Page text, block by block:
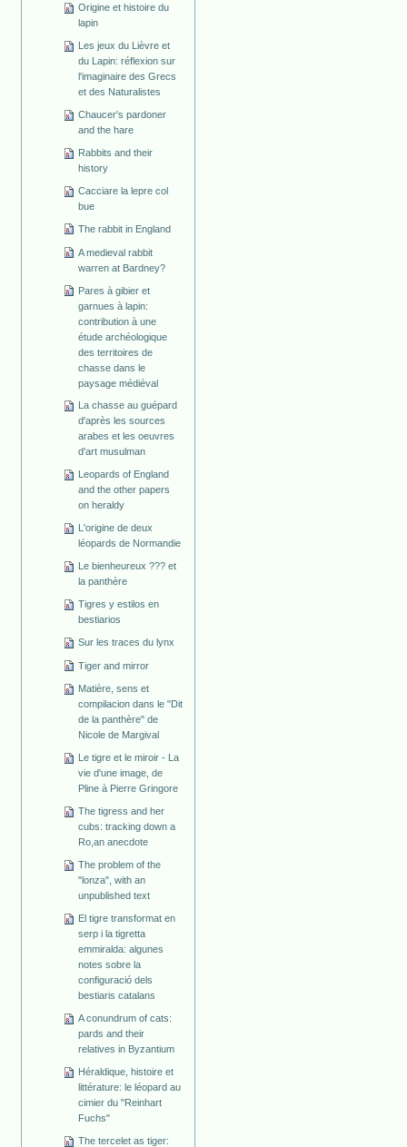
Origine et histoire du
lapin
Les jeux du Lièvre et
du Lapin: réflexion sur
l'imaginaire des Grecs
et des Naturalistes
Chaucer's pardoner
and the hare
Rabbits and their
history
Cacciare la lepre col
bue
The rabbit in England
A medieval rabbit
warren at Bardney?
Pares à gibier et
garnues à lapin:
contribution à une
étude archéologique
des territoires de
chasse dans le
paysage médiéval
La chasse au guépard
d'après les sources
arabes et les oeuvres
d'art musulman
Leopards of England
and the other papers
on heraldy
L'origine de deux
léopards de Normandie
Le bienheureux ??? et
la panthère
Tigres y estilos en
bestiarios
Sur les traces du lynx
Tiger and mirror
Matière, sens et
compilacion dans le "Dit
de la panthère" de
Nicole de Margival
Le tigre et le miroir - La
vie d'une image, de
Pline à Pierre Gringore
The tigress and her
cubs: tracking down a
Ro,an anecdote
The problem of the
"lonza", with an
unpublished text
El tigre transformat en
serp i la tigretta
emmiralda: algunes
notes sobre la
configuració dels
bestiaris catalans
A conundrum of cats:
pards and their
relatives in Byzantium
Héraldique, histoire et
littérature: le léopard au
cimier du "Reinhart
Fuchs"
The tercelet as tiger: